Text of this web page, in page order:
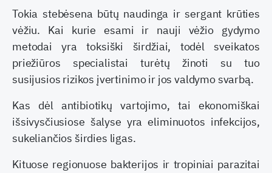
Tokia stebėsena būtų naudinga ir sergant krūties
vėžiu. Kai kurie esami ir nauji vėžio gydymo
metodai yra toksiški širdžiai, todėl sveikatos
priežiūros specialistai turėtų žinoti su tuo
susijusios rizikos įvertinimo ir jos valdymo svarbą.
Kas dėl antibiotikų vartojimo, tai ekonomiškai
išsivysčiusiose šalyse yra eliminuotos infekcijos,
sukeliančios širdies ligas.
Kituose regionuose bakterijos ir tropiniai parazitai